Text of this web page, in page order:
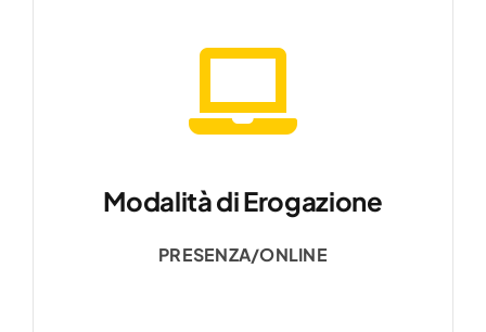
Modalità di Erogazione
PRESENZA/ONLINE